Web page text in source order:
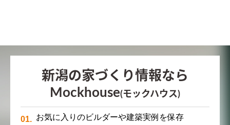
新潟の家づくり情報なら
Mockhouse(モックハウス)
お気に入りのビルダーや建築実例を保存